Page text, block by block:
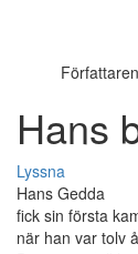
Hans
Lyssna
Hans Gedda
fick sin första
när han var tolv